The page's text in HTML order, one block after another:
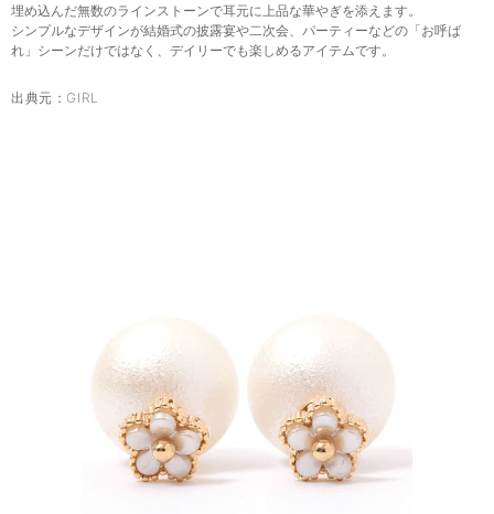
埋め込んだ無数のラインストーンで耳元に上品な華やぎを添えます。
シンプルなデザインが結婚式の披露宴や二次会、パーティーなどの「お呼ば
れ」シーンだけではなく、デイリーでも楽しめるアイテムです。
出典元： GIRL